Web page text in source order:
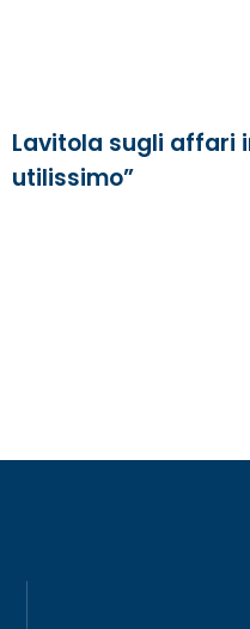
Lavitola sugli affari
utilissimo”